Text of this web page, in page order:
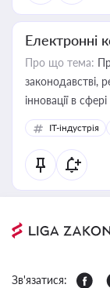
Електронні
Про що тема:
законодавстві,
інновації в
IT-індустрія
Зв'язатися: